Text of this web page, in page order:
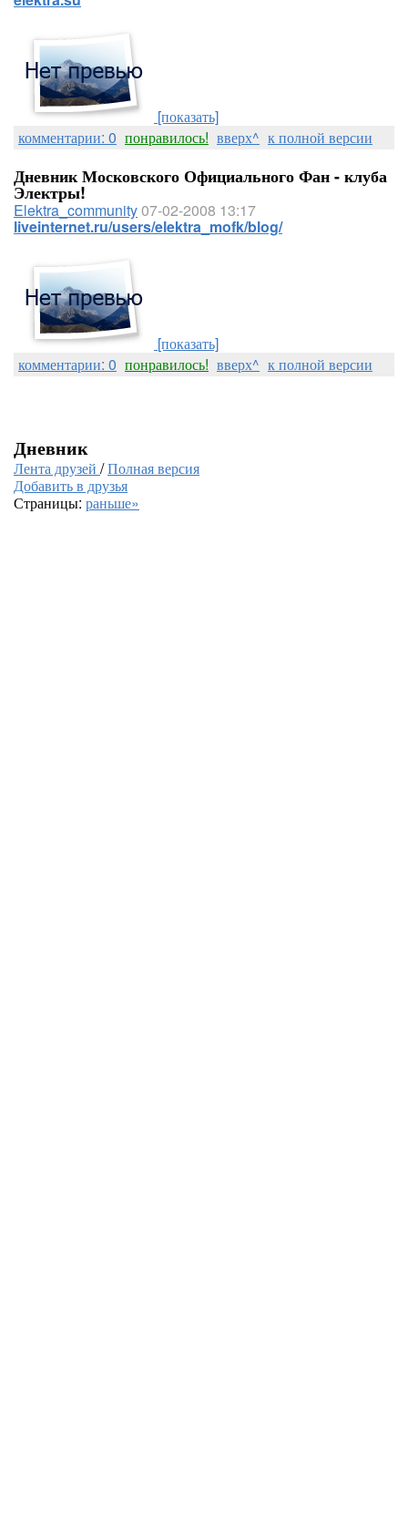
[показать]
комментарии: 0 понравилось! вверх^ к полной версии
Дневник Московского Официального Фан - клуба
Электры!
Elektra_community07-02-2008 13:17
liveinternet.ru/users/elektra_mofk/blog/
[показать]
комментарии: 0 понравилось! вверх^ к полной версии
Дневник
Лента друзей /Полная версия
Добавить в друзья
Страницы: раньше»